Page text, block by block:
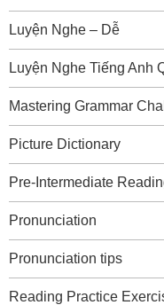
Luyện Nghe – Dễ
Luyện Nghe Tiếng Anh
Mastering Grammar
Picture Dictionary
Pre-Intermediate
Pronunciation
Pronunciation tips
Reading Practice